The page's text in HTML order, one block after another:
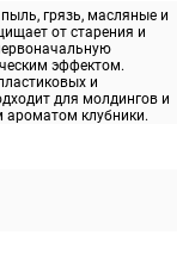
грязь, масляные и
от старения и
эффектом.
и
для молдингов и
клубники.